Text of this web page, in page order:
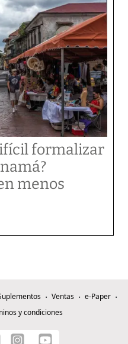
formalizar
menos
Ventas
e-Paper
y condiciones